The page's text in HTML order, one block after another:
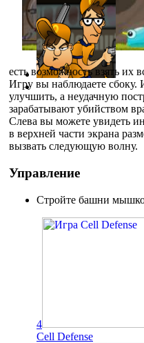
есть возможность взять их
Игру вы наблюдаете сбоку.
улучшить, а неудачную
зарабатывают убийством
Слева вы можете увидеть
в верхней части экрана
вызвать следующую волну.
Управление
Стройте башни
4
Cell Defense